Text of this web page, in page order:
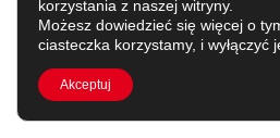
korzystania z naszej witryny.
Możesz dowiedzieć się więcej o
ciasteczka korzystamy, i wyłączyć
Akceptuj